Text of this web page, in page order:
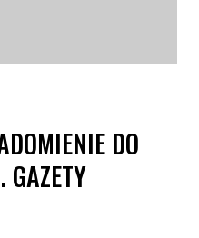
DO
GAZETY